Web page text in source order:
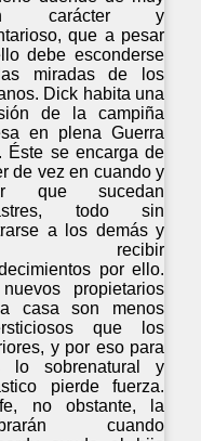
carácter y
que a pesar
debe esconderse
miradas de los
Dick habita una
de la campiña
en plena Guerra
Éste se encarga de
de vez en cuando y
que sucedan
todo sin
a los demás y
recibir
por ello.
propietarios
casa son menos
que los
y por eso para
lo sobrenatural y
pierde fuerza.
no obstante, la
cuando